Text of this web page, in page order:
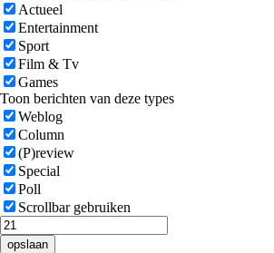
Actueel
Entertainment
Sport
Film & Tv
Games
Toon berichten van deze types
Weblog
Column
(P)review
Special
Poll
Scrollbar gebruiken
opslaan